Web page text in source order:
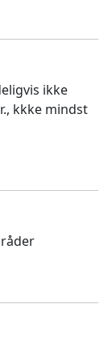
ikke
kkke mindst